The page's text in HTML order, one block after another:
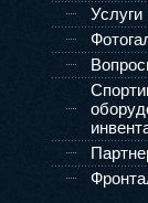
Услуги